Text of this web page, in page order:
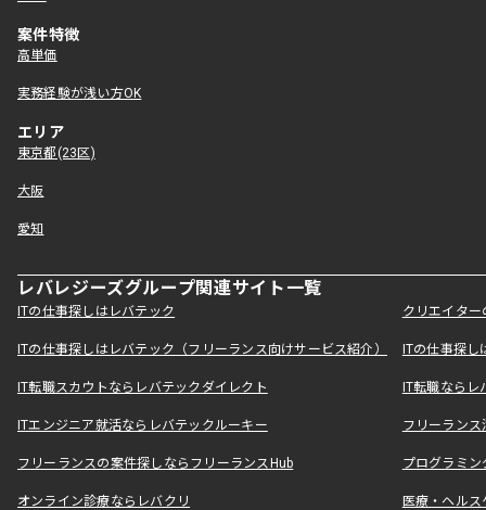
案件特徴
高単価
実務経験が浅い方OK
エリア
東京都(23区)
大阪
愛知
レバレジーズグループ関連サイト一覧
ITの仕事探しはレバテック クリエイタ
ITの仕事探しはレバテック（フリーランス向けサービス紹介） ITの仕事探
IT転職スカウトならレバテックダイレクト IT転職なら
ITエンジニア就活ならレバテックルーキー フリーラン
フリーランスの案件探しならフリーランスHub プログラミ
オンライン診療ならレバクリ 医療・ヘル